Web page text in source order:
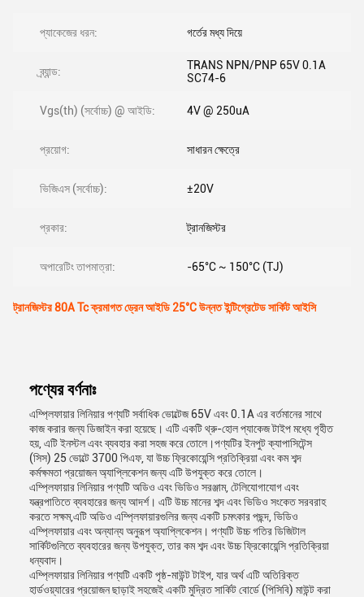
প্যাকেজের ধরন: গর্তের মধ্য দিয়ে
ব্র্যান্ড:
TRANS NPN/PNP 65V 0.1A
SC74-6
Vgs(th) (সর্বোচ্চ) @ আইডি: 4V @ 250uA
প্রয়োগ: সাধারন ক্ষেত্রে
ভিজিএস (সর্বোচ্চ): ±20V
প্রকার: ট্রানজিস্টর
অপারেটিং তাপমাত্রা: -65°C ~ 150°C (TJ)
ট্রানজিস্টর 80A Tc ক্রমাগত ড্রেন আইডি 25°C উন্নত ইন্টিগ্রেটেড সার্কিট আইসি
পণ্যের বর্ণনাঃ
এম্প্লিফায়ার লিনিয়ার পণ্যটি সর্বাধিক ভোল্টেজ 65V এবং 0.1A এর বর্তমানের সাথে
কাজ করার জন্য ডিজাইন করা হয়েছে। এটি একটি থ্রু-হোল প্যাকেজ টাইপ মধ্যে গৃহীত
হয়, এটি ইনস্টল এবং ব্যবহার করা সহজ করে তোলে।পণ্যটির ইনপুট ক্যাপাসিটেন্স
(সিস) 25 ভোল্টে 3700 পিএফ, যা উচ্চ ফ্রিকোয়েন্সি প্রতিক্রিয়া এবং কম শব্দ
কর্মক্ষমতা প্রয়োজন অ্যাপ্লিকেশন জন্য এটি উপযুক্ত করে তোলে।
এম্প্লিফায়ার লিনিয়ার পণ্যটি অডিও এবং ভিডিও সরঞ্জাম, টেলিযোগাযোগ এবং
যন্ত্রপাতিতে ব্যবহারের জন্য আদর্শ। এটি উচ্চ মানের শব্দ এবং ভিডিও সংকেত সরবরাহ
করতে সক্ষম,এটি অডিও এম্প্লিফায়ারগুলির জন্য একটি চমৎকার পছন্দ, ভিডিও
এম্প্লিফায়ার এবং অন্যান্য অনুরূপ অ্যাপ্লিকেশন। পণ্যটি উচ্চ গতির ডিজিটাল
সার্কিটগুলিতে ব্যবহারের জন্য উপযুক্ত, তার কম শব্দ এবং উচ্চ ফ্রিকোয়েন্সি প্রতিক্রিয়া
ধন্যবাদ।
এম্প্লিফায়ার লিনিয়ার পণ্যটি একটি পৃষ্ঠ-মাউন্ট টাইপ, যার অর্থ এটি অতিরিক্ত
হার্ডওয়্যারের প্রয়োজন ছাড়াই সহজেই একটি মুদ্রিত সার্কিট বোর্ডে (পিসিবি) মাউন্ট করা